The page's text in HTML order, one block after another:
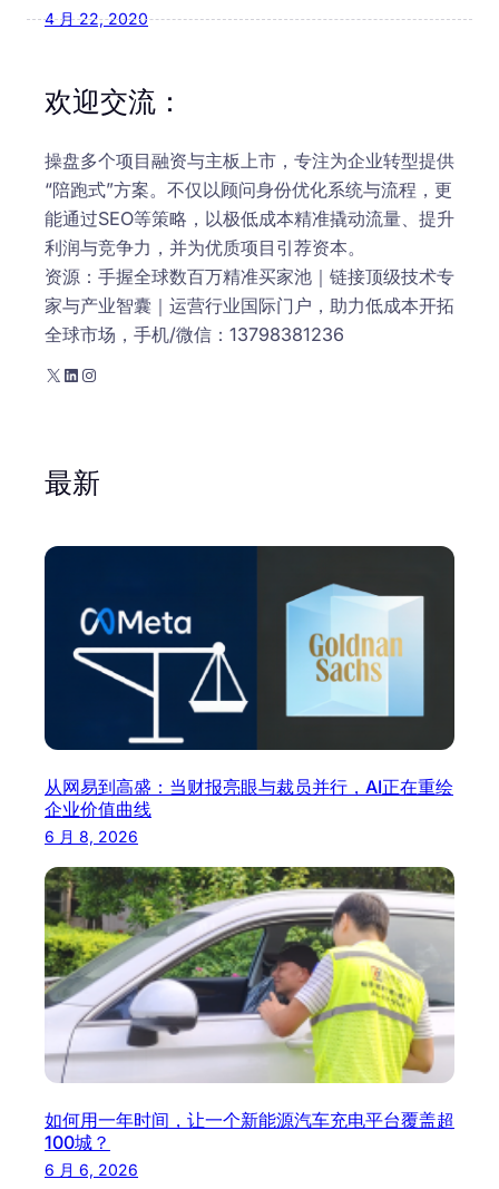
4 月 22, 2020
欢迎交流：
操盘多个项目融资与主板上市，专注为企业转型提供
“陪跑式”方案。不仅以顾问身份优化系统与流程，更
能通过SEO等策略，以极低成本精准撬动流量、提升
利润与竞争力，并为优质项目引荐资本。
资源：手握全球数百万精准买家池｜链接顶级技术专
家与产业智囊｜运营行业国际门户，助力低成本开拓
全球市场，手机/微信：13798381236
X LinkedIn Instagram
最新
从网易到高盛：当财报亮眼与裁员并行，AI正在重绘
企业价值曲线
6 月 8, 2026
如何用一年时间，让一个新能源汽车充电平台覆盖超
100城？
6 月 6, 2026